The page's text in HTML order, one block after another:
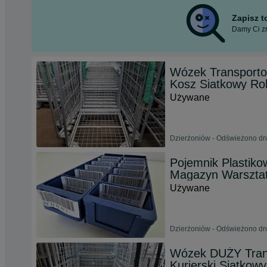
Zapisz
Damy Ci
Wózek
Kosz Siatkowy
Używane
Dzierżoniów - Odświeżono
Pojemnik
Magazyn
Używane
Dzierżoniów - Odświeżono
Wózek DUŻY